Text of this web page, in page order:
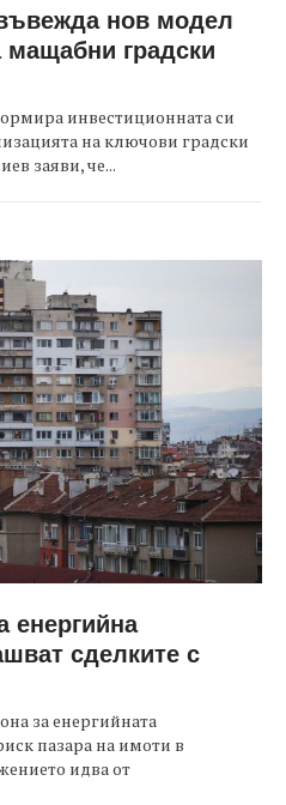
нов модел
градски
инвестиционната си
на ключови градски
заяви, че...
енергийна
сделките с
за енергийната
пазара на имоти в
идва от